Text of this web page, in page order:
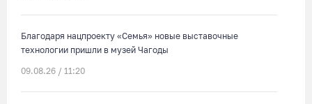
Благодаря нацпроекту «Семья» новые выставочные
технологии пришли в музей Чагоды
09.08.26 / 11:20